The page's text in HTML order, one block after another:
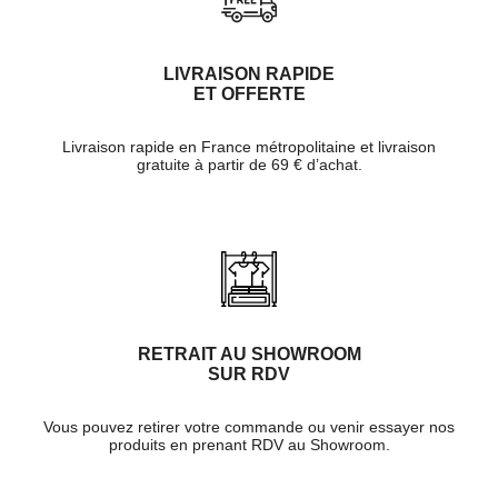
LIVRAISON RAPIDE
ET OFFERTE
Livraison rapide en France métropolitaine et livraison
gratuite à partir de 69 € d’achat.
RETRAIT AU SHOWROOM
SUR RDV
Vous pouvez retirer votre commande ou venir essayer nos
produits en prenant RDV au Showroom.